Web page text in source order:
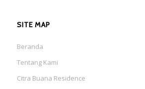
SITE MAP
Beranda
Tentang Kami
Citra Buana Residence